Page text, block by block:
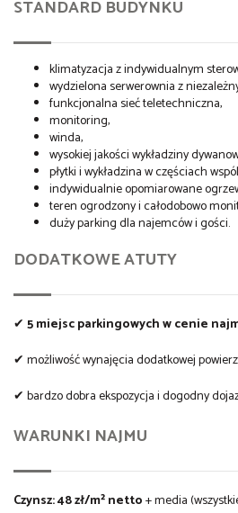
STANDARD BUDYNKU
klimatyzacja z indywidualnym
wydzielona serwerownia z
funkcjonalna sieć teletechniczna,
monitoring,
winda,
wysokiej jakości wykładziny
płytki i wykładzina w częściach
indywidualnie opomiarowane
teren ogrodzony i całodobowo
duży parking dla najemców i gości.
DODATKOWE ATUTY
✔ 5 miejsc parkingowych w cenie
✔ możliwość wynajęcia dodatkowej
✔ bardzo dobra ekspozycja i dogodny
WARUNKI NAJMU
Czynsz:48 zł/m² netto+ media